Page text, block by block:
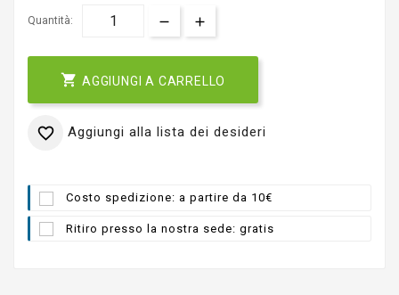
Quantità:
 AGGIUNGI A CARRELLO
 Aggiungi alla lista dei desideri
Costo spedizione: a partire da 10€
Ritiro presso la nostra sede: gratis